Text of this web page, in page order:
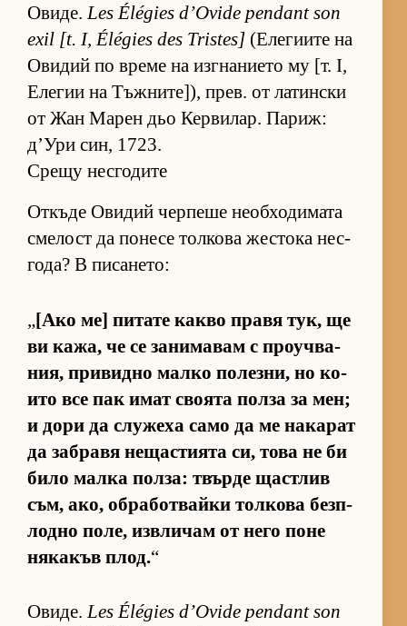
Ови­де.Les Élégies d’Ovide pendant son
exil [t. I, Élégies des Tristes] (Е­ле­ги­ите на
Ови­дий по време на из­г­на­ни­ето му [т. I,
Еле­гии на Тъж­ни­те­]), прев. от ла­тин­ски
от Жан Ма­рен дьо Кер­ви­лар. Па­риж:
д’Ури син, 1723.
Срещу несгодите
От­къде Ови­дий чер­пеше не­об­хо­ди­мата
сме­лост да по­несе тол­кова жес­тока нес­
го­да? В пи­са­не­то:
„[Ако ме] пи­тате какво правя тук, ще
ви ка­жа, че се за­ни­ма­вам с про­уч­ва­
ния, при­видно малко по­лез­ни, но ко­
ито все пак имат сво­ята полза за мен;
и дори да слу­жеха само да ме на­ка­рат
да заб­равя не­щас­ти­ята си, това не би
било малка пол­за: твърде щас­т­лив
съм, ако, об­ра­бот­вайки тол­кова без­п­
лодно по­ле, из­в­ли­чам от него поне
ня­ка­къв плод.“
Ови­де.Les Élégies d’Ovide pendant son